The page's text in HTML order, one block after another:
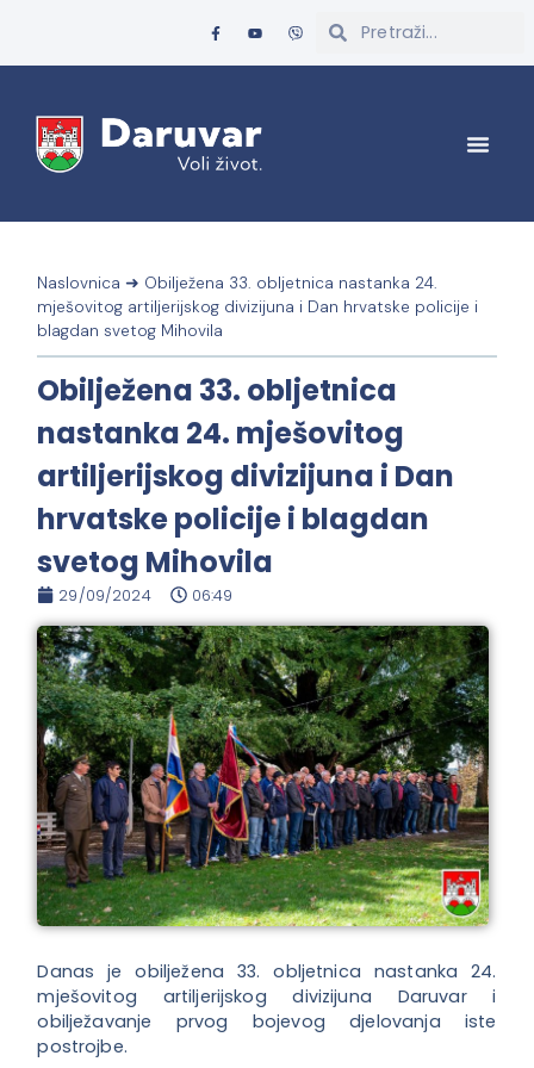
Naslovnica ➜ Obilježena 33. obljetnica nastanka 24.
mješovitog artiljerijskog divizijuna i Dan hrvatske policije i
blagdan svetog Mihovila
Obilježena 33. obljetnica
nastanka 24. mješovitog
artiljerijskog divizijuna i Dan
hrvatske policije i blagdan
svetog Mihovila
29/09/2024 06:49
Danas je obilježena 33. obljetnica nastanka 24.
mješovitog artiljerijskog divizijuna Daruvar i
obilježavanje prvog bojevog djelovanja iste
postrojbe.